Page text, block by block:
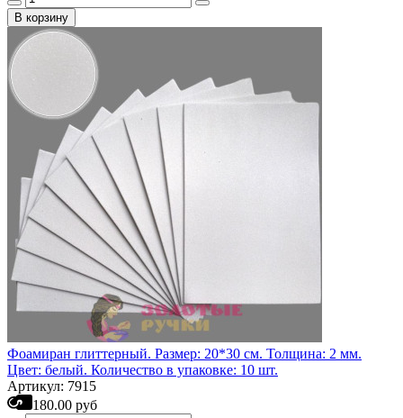
В корзину
Фоамиран глиттерный. Размер: 20*30 см. Толщина: 2 мм.
Цвет: белый. Количество в упаковке: 10 шт.
Артикул: 7915
180.00 руб